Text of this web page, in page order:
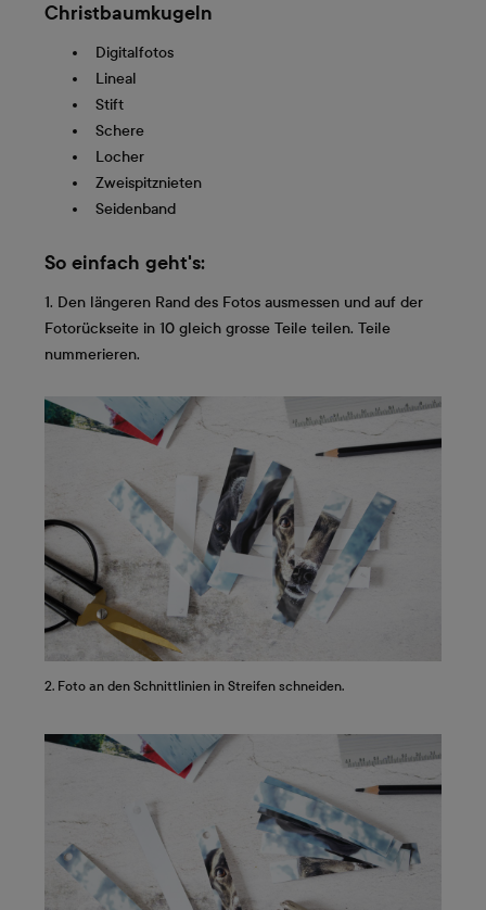
Christbaumkugeln
Digitalfotos
Lineal
Stift
Schere
Locher
Zweispitznieten
Seidenband
So einfach geht's:
1. Den längeren Rand des Fotos ausmessen und auf der
Fotorückseite in 10 gleich grosse Teile teilen. Teile
nummerieren.
2. Foto an den Schnittlinien in Streifen schneiden.